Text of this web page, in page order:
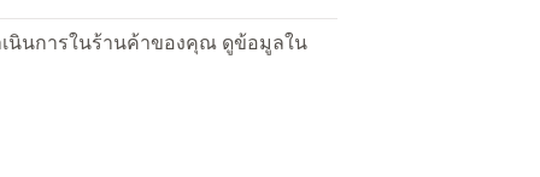
นินการในร้านค้าของคุณ ดูข้อมูลใน